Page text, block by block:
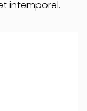
intemporel.